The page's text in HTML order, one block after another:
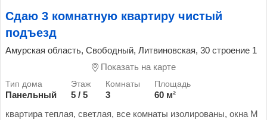
Сдаю 3 комнатную квартиру чистый
подъезд
Амурская область, Свободный, Литвиновская, 30 строение 1
Показать на карте
Панельный 5 / 5 3
60 м²
квартира теплая, светлая, все комнаты изолированы, окна М